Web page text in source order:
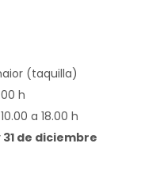
(taquilla)
h
a 18.00 h
31 de diciembre